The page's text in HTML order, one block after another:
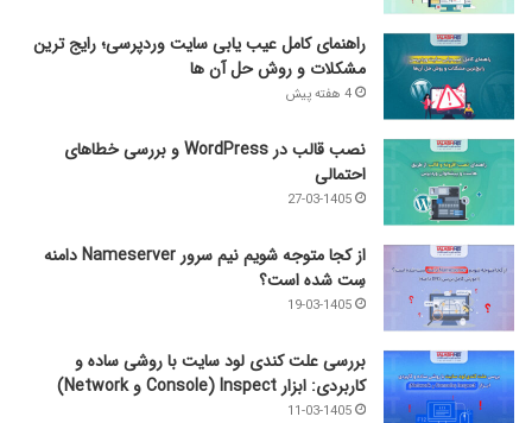
راهنمای کامل عیب‌ یابی سایت وردپرسی؛ رایج‌ ترین
مشکلات و روش حل آن‌ ها
4 هفته پیش
نصب قالب در WordPress و بررسی خطاهای
احتمالی
27-03-1405
از کجا متوجه شویم نیم ‌سرور Nameserver دامنه
سِت شده است؟
19-03-1405
بررسی علت کندی لود سایت با روشی ساده و
کاربردی: ابزار Inspect (Console و Network)
11-03-1405